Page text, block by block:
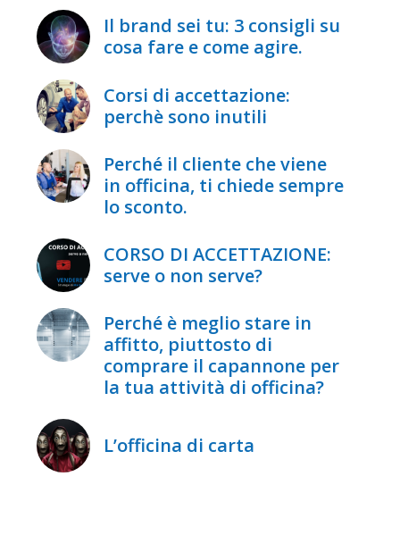
Il brand sei tu: 3 consigli su
cosa fare e come agire.
Corsi di accettazione:
perchè sono inutili
Perché il cliente che viene
in officina, ti chiede sempre
lo sconto.
CORSO DI ACCETTAZIONE:
serve o non serve?
Perché è meglio stare in
affitto, piuttosto di
comprare il capannone per
la tua attività di officina?
L’officina di carta